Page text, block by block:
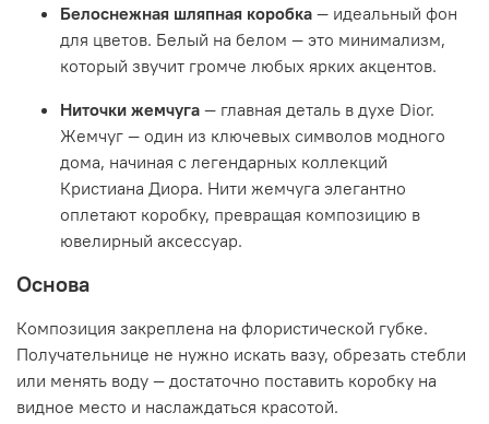
Белоснежная шляпная коробка — идеальный фон
для цветов. Белый на белом — это минимализм,
который звучит громче любых ярких акцентов.
Ниточки жемчуга — главная деталь в духе Dior.
Жемчуг — один из ключевых символов модного
дома, начиная с легендарных коллекций
Кристиана Диора. Нити жемчуга элегантно
оплетают коробку, превращая композицию в
ювелирный аксессуар.
Основа
Композиция закреплена на флористической губке.
Получательнице не нужно искать вазу, обрезать стебли
или менять воду — достаточно поставить коробку на
видное место и наслаждаться красотой.